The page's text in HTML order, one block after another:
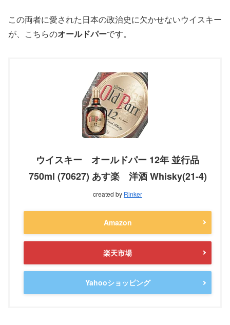
この両者に愛された日本の政治史に欠かせないウイスキー
が、こちらのオールドパーです。
ウイスキー オールドパー 12年 並行品
750ml (70627) あす楽 洋酒 Whisky(21-4)
created by Rinker
Amazon
楽天市場
Yahooショッピング